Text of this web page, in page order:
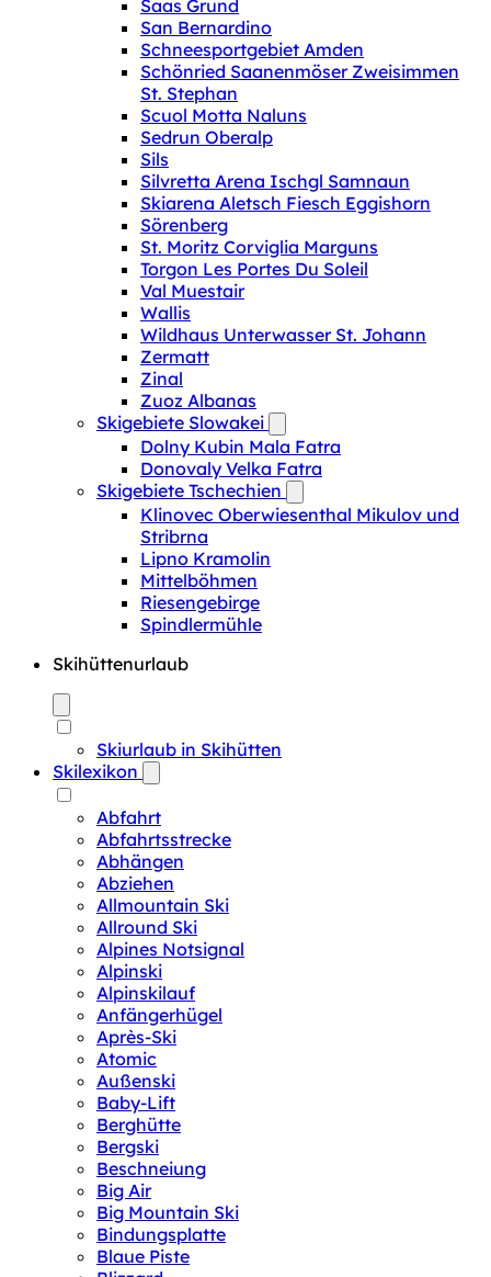
Saas Grund
San Bernardino
Schneesportgebiet Amden
Schönried Saanenmöser Zweisimmen
St. Stephan
Scuol Motta Naluns
Sedrun Oberalp
Sils
Silvretta Arena Ischgl Samnaun
Skiarena Aletsch Fiesch Eggishorn
Sörenberg
St. Moritz Corviglia Marguns
Torgon Les Portes Du Soleil
Val Muestair
Wallis
Wildhaus Unterwasser St. Johann
Zermatt
Zinal
Zuoz Albanas
Skigebiete Slowakei
Dolny Kubin Mala Fatra
Donovaly Velka Fatra
Skigebiete Tschechien
Klinovec Oberwiesenthal Mikulov und
Stribrna
Lipno Kramolin
Mittelböhmen
Riesengebirge
Spindlermühle
Skihüttenurlaub
Skiurlaub in Skihütten
Skilexikon
Abfahrt
Abfahrtsstrecke
Abhängen
Abziehen
Allmountain Ski
Allround Ski
Alpines Notsignal
Alpinski
Alpinskilauf
Anfängerhügel
Après-Ski
Atomic
Außenski
Baby-Lift
Berghütte
Bergski
Beschneiung
Big Air
Big Mountain Ski
Bindungsplatte
Blaue Piste